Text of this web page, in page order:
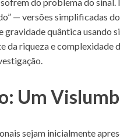
do problema do
— versões simplificadas
quântica usando
riqueza e complexidade
Um
sejam inicialmente